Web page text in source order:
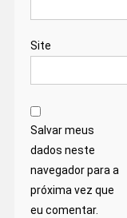
Site
Salvar meus
dados neste
navegador para a
próxima vez que
eu comentar.